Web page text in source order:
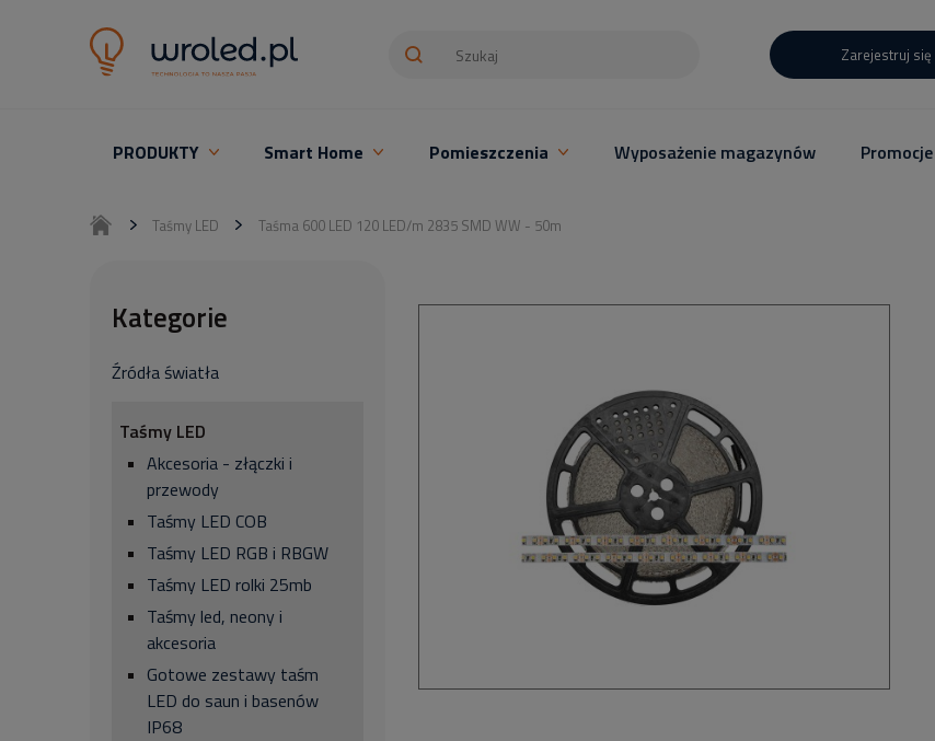
Zarejestruj się
PRODUKTY Smart Home Pomieszczenia Wyposażenie magazynów Promocje
Taśmy LED Taśma 600 LED 120 LED/m 2835 SMD WW - 50m
Kategorie
Źródła światła
Taśmy LED
Akcesoria - złączki i
przewody
Taśmy LED COB
Taśmy LED RGB i RBGW
Taśmy LED rolki 25mb
Taśmy led, neony i
akcesoria
Gotowe zestawy taśm
LED do saun i basenów
IP68